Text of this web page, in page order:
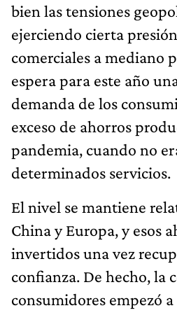
bien las tensiones
ejerciendo cierta
comerciales a mediano
espera para este año
demanda de los
exceso de ahorros
pandemia, cuando no
determinados servicios.
El nivel se mantiene
China y Europa, y esos
invertidos una vez
confianza. De hecho, la
consumidores empezó